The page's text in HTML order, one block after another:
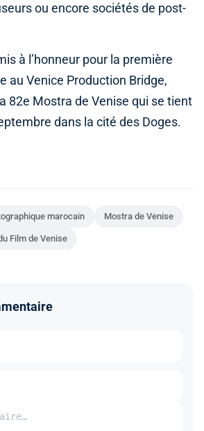
ou encore sociétés de post-
à l’honneur pour la première
au Venice Production Bridge,
82e Mostra de Venise qui se tient
dans la cité des Doges.
marocain Mostra de Venise
Film de Venise